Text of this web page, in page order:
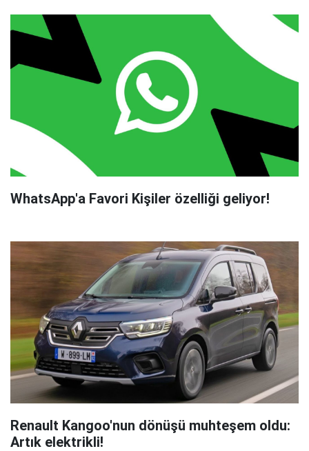
WhatsApp'a Favori Kişiler özelliği geliyor!
Renault Kangoo'nun dönüşü muhteşem oldu:
Artık elektrikli!